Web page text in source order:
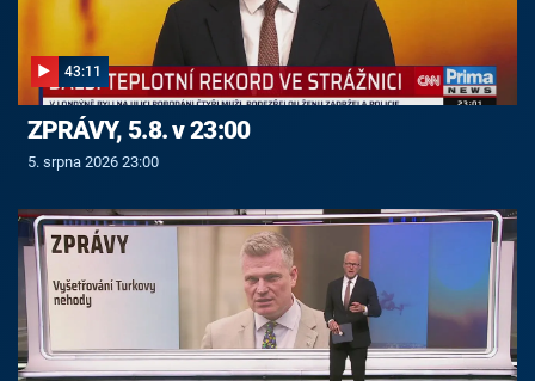
43:11
ZPRÁVY, 5.8. v 23:00
5. srpna 2026 23:00